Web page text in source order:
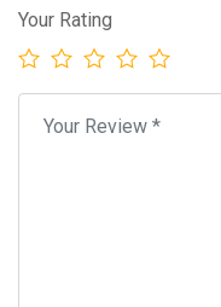
Your Rating